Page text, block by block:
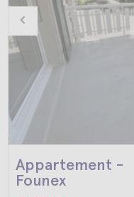
Appartement -
Founex